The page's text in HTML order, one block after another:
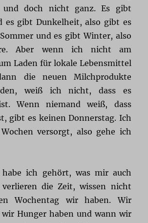
doch nicht ganz. Es gibt
es gibt Dunkelheit, also gibt es
und es gibt Winter, also
Aber wenn ich nicht am
Laden für lokale Lebensmittel
die neuen Milchprodukte
weiß ich nicht, dass es
Wenn niemand weiß, dass
gibt es keinen Donnerstag. Ich
versorgt, also gehe ich
habe ich gehört, was mir auch
die Zeit, wissen nicht
Wochentag wir haben. Wir
wir Hunger haben und wann wir